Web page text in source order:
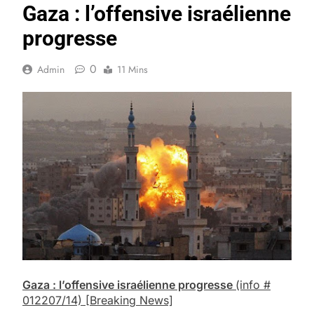
Gaza : l’offensive israélienne
progresse
Admin 0 11 Mins
Gaza : l’offensive israélienne progresse (info #
012207/14) [Breaking News]